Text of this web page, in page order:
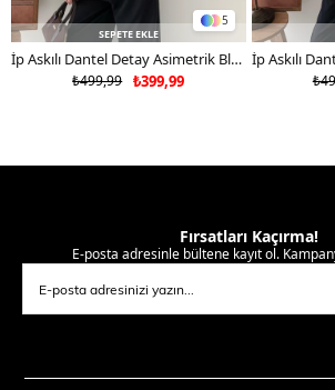
5
SEPETE EKLE
İp Askılı Dantel Detay Asimetrik Bluz Kahverengi 2181
₺399,99
₺499,99
Fırsatları Kaçırma!
E-posta adresinle bültene kayıt ol.